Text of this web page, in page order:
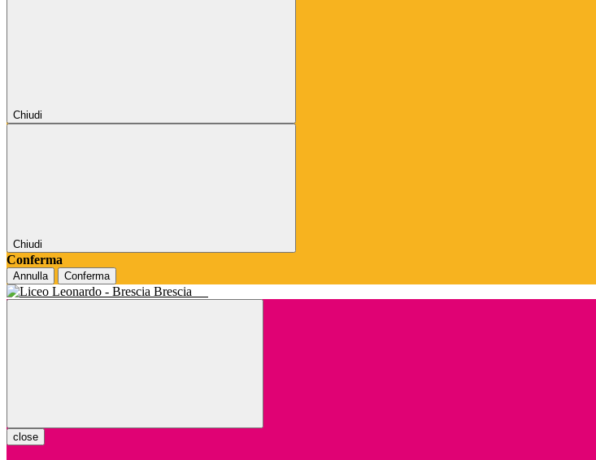
Chiudi
Chiudi
Conferma
Annulla Conferma
Brescia
close